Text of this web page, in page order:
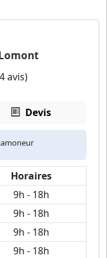
avis)
Devis
Horaires
9h - 18h
9h - 18h
9h - 18h
9h - 18h